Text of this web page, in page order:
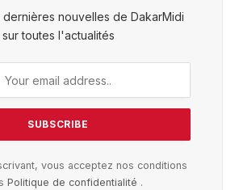
nouvelles de DakarMidi
sur toutes l'actualités
vous acceptez nos conditions
Politique de confidentialité .